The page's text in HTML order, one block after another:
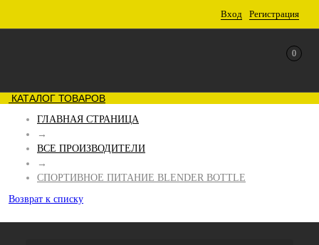
Вход Регистрация
0
КАТАЛОГ ТОВАРОВ
ГЛАВНАЯ СТРАНИЦА
→
ВСЕ ПРОИЗВОДИТЕЛИ
→
СПОРТИВНОЕ ПИТАНИЕ BLENDER BOTTLE
Возврат к списку